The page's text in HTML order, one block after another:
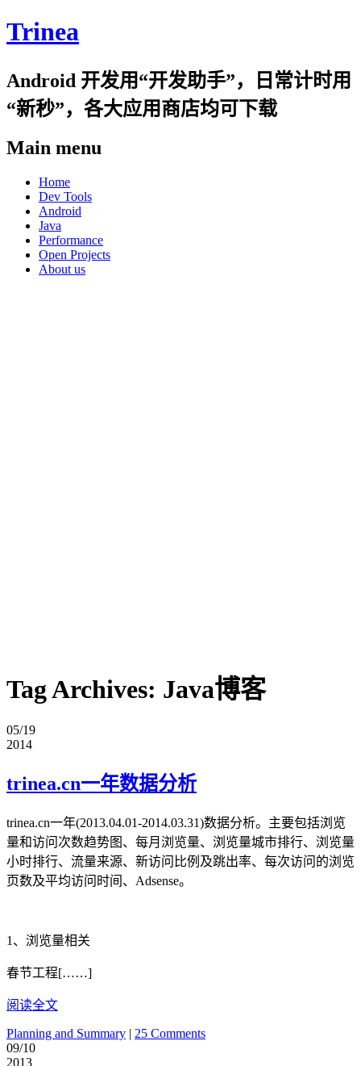
Trinea
Android 开发用“开发助手”，日常计时用
“新秒”，各大应用商店均可下载
Main menu
Skip
content
Home
Dev Tools
Android
Java
Performance
Open Projects
About us
Tag Archives: Java博客
05/19
2014
trinea.cn一年数据分析
trinea.cn一年(2013.04.01-2014.03.31)数据分析。主要包括浏览
量和访问次数趋势图、每月浏览量、浏览量城市排行、浏览量
小时排行、流量来源、新访问比例及跳出率、每次访问的浏览
页数及平均访问时间、Adsense。
1、浏览量相关
春节工程[……]
阅读全文
Planning and Summary | 25 Comments
09/10
2013